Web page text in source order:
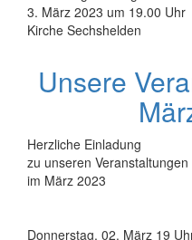
3. März 2023 um 19.00 Uhr
Kirche Sechshelden
Unsere
Herzliche Einladung
zu unseren Veranstaltungen
im März 2023
Donnerstag, 02. März 19